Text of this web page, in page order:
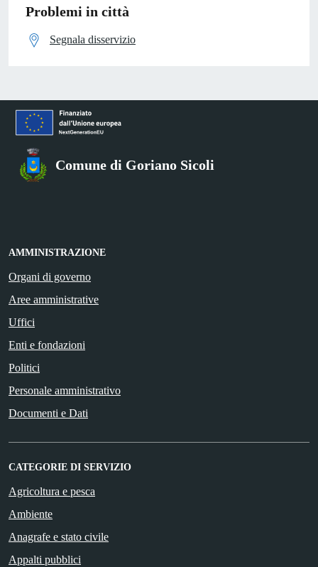
Problemi in città
Segnala disservizio
Comune di Goriano Sicoli
AMMINISTRAZIONE
Organi di governo
Aree amministrative
Uffici
Enti e fondazioni
Politici
Personale amministrativo
Documenti e Dati
CATEGORIE DI SERVIZIO
Agricoltura e pesca
Ambiente
Anagrafe e stato civile
Appalti pubblici